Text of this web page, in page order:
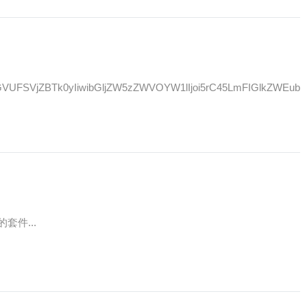
套件...